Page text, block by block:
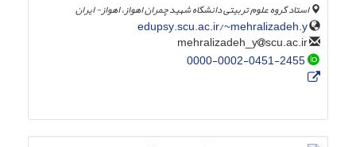
استاد گروه علوم تربیتی دانشگاه شهید چمران اهواز، اهواز- ایران
edupsy.scu.ac.ir/~mehralizadeh.y
scu.ac.ir
0000-0002-0451-2455